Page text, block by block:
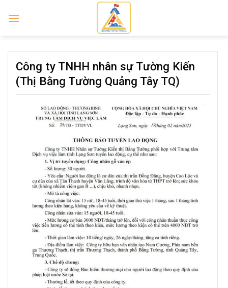
Công ty TNHH nhân sự Tường Kiến
(Thị Bằng Tường Quảng Tây TQ)